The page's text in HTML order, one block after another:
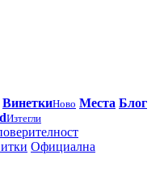
ВинеткиНово Места Блог
Изтегли
Официална